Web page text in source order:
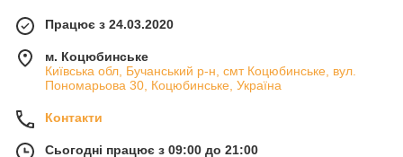
Працює з 24.03.2020
м. Коцюбинське
Київська обл, Бучанський р-н, смт Коцюбинське, вул.
Пономарьова 30, Коцюбинське, Україна
Контакти
Сьогодні працює з 09:00 до 21:00